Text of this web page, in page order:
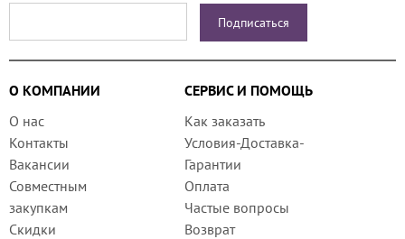
О КОМПАНИИ
СЕРВИС И ПОМОЩЬ
О нас
Контакты
Вакансии
Совместным
закупкам
Скидки
Как заказать
Условия-Доставка-
Гарантии
Оплата
Частые вопросы
Возврат